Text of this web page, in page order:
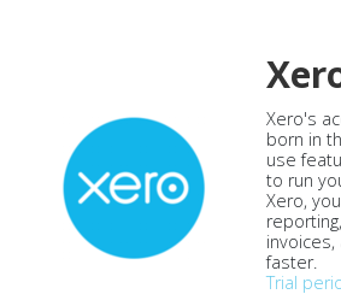
Xero's
born in
use
to run
Xero,
faster.
Trial